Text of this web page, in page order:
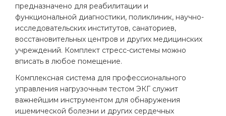
предназначено для реабилитации и
функциональной диагностики, поликлиник, научно-
исследовательских институтов, санаториев,
восстановительных центров и других медицинских
учреждений. Комплект стресс-системы можно
вписать в любое помещение.
Комплексная система для профессионального
управления нагрузочным тестом ЭКГ служит
важнейшим инструментом для обнаружения
ишемической болезни и других сердечных